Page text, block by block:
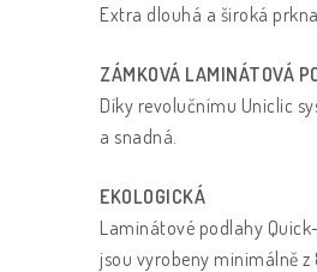
Extra dlouhá a široká
ZÁMKOVÁ LAMINÁTOVÁ
Díky revolučnímu Uniclic
a snadná.
EKOLOGICKÁ
Laminátové podlahy
jsou vyrobeny minimálně